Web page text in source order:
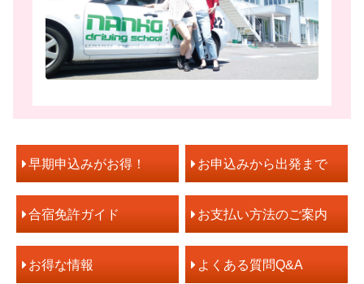
早期申込みがお得！ お申込みから出発まで
合宿免許ガイド お支払い方法のご案内
お得な情報 よくある質問Q&A